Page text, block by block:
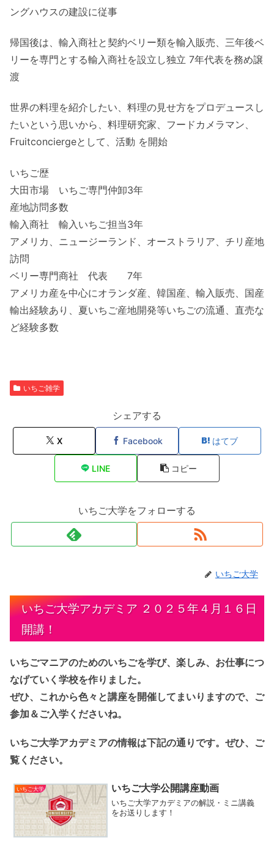
ングハウスの建設に従事
帰国後は、輸入商社と契約ベリー類を輸入販売、三年後ベ
リーを専門とする輸入商社を設立し独立 7年代表を務め譲
渡
世界の料理を紹介したい、料理の見せ方をプロデュースし
たいという思いから、料理研究家、フードカメラマン、
Fruitconciergeとして、活動 を開始
いちご歴
大田市場 いちご専門仲卸3年
産地訪問多数
輸入商社 輸入いちご担当3年
アメリカ、ニュージーランド、オーストラリア、チリ産地
訪問
ベリー専門商社 代表 7年
アメリカ産を中心にオランダ産、韓国産、輸入販売、国産
輸出経験あり、夏いちご産地開発等いちごの流通、直売な
ど経験多数
いちご雑学
シェアする
X Facebook はてブ
LINE コピー
いちご大学をフォローする
いちご大学
いちご大学アカデミア ２０２５年４月１６日
開講！
いちごマニアのためのいちごを学び、楽しみ、お仕事につ
なげていく学校を作りました。
ぜひ、これから色々と講座を開催してまいりますので、ご
参加＆ご入学くださいね。
いちご大学アカデミアの情報は下記の通りです。ぜひ、ご
覧ください。
いちご大学 いちご大学公開講座動画
いちご大学アカデミアの解説・ミニ講義
をお送りします！